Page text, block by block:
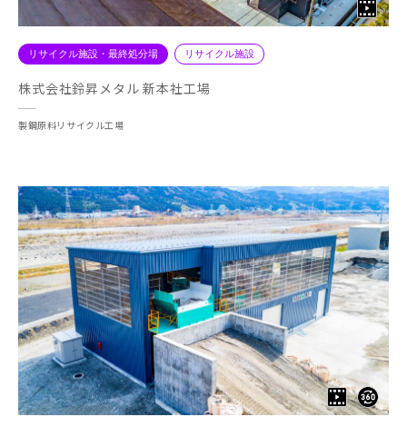
リサイクル施設・最終処分場 リサイクル施設
株式会社鈴昇メタル 新本社工場
製鋼原料リサイクル工場